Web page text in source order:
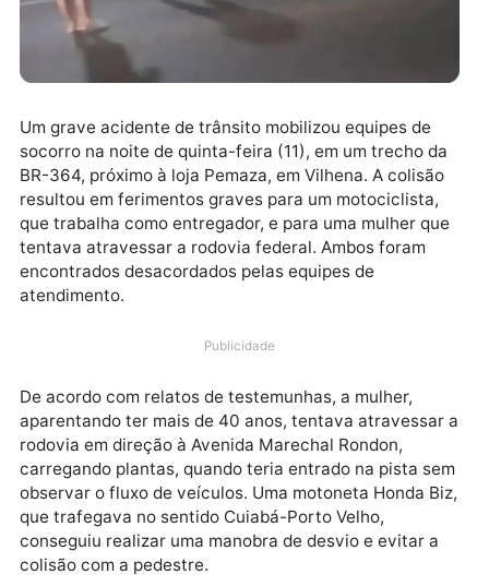
Um grave acidente de trânsito mobilizou equipes de
socorro na noite de quinta-feira (11), em um trecho
BR-364, próximo à loja Pemaza, em Vilhena. A
resultou em ferimentos graves para um motociclista,
tentava atravessar a rodovia federal. Ambos foram
atendimento.
Publicidade
De acordo com relatos de testemunhas, a mulher,
aparentando ter mais de 40 anos, tentava
rodovia em direção à Avenida Marechal Rondon,